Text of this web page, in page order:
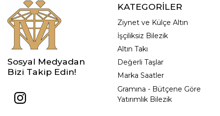
Sosyal Medyadan
Bizi Takip Edin!
KATEGORİLER
Ziynet ve Külçe Altın
İşçiliksiz Bilezik
Altın Takı
Değerli Taşlar
Marka Saatler
Gramına - Bütçene Göre
Yatırımlık Bilezik